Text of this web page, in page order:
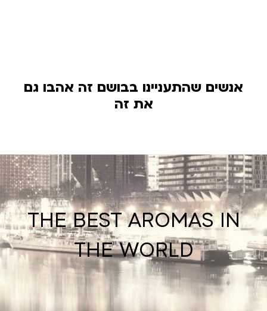
אנשים שהתעניינו בבושם זה אהבו גם
את זה
THE BEST AROMAS IN
THE WORLD